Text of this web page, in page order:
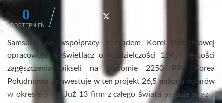
0
UDOSTĘPNIEŃ
Samsung we współpracy z rządem Korei Południowej
opracowuje wyświetlacz o rozdzielczości 11K i gęstości
zagęszczenia pikseli na poziomie 2250 PPI. Korea
Południowa zainwestuje w ten projekt 26,5 miliona dolarów
w okresie 5 lat. Już 13 firm z całego świata pracuje wraz z